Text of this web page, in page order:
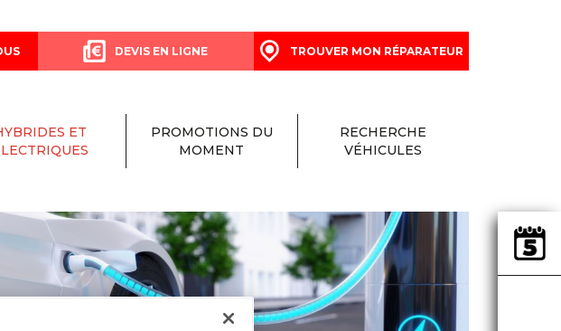
DEVIS EN LIGNE TROUVER MON RÉPARATEUR
ET
PROMOTIONS DU
MOMENT
RECHERCHE
VÉHICULES